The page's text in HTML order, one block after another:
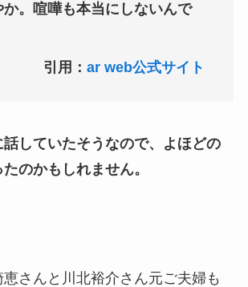
か。喧嘩も本当にしないんで
引用：ar web公式サイト
話していたそうなので、よほどの
のかもしれません。
さんと川北裕介さん元ご夫婦も